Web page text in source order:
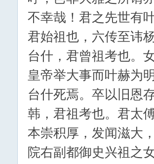
不幸哉！君之先世有
君始祖也，六传至讳
台什，君曾祖考也。
皇帝举大事而叶赫为
台什死焉。卒以旧恩
韩，君祖考也。君太
本崇积厚，发闻滋大
院右副都御史兴祖之